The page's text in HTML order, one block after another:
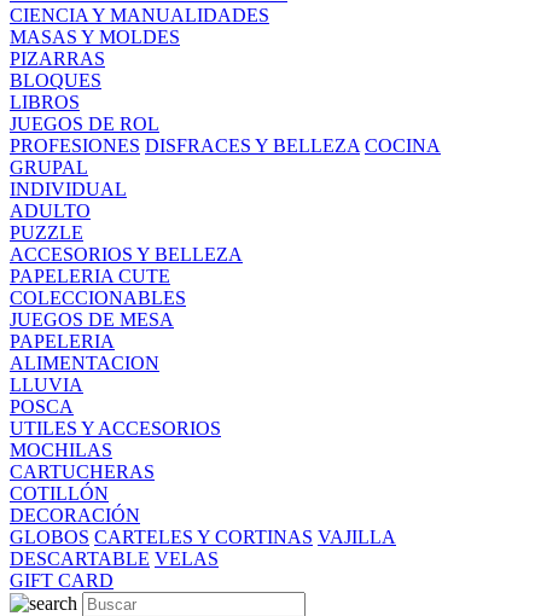
CIENCIA Y MANUALIDADES
MASAS Y MOLDES
PIZARRAS
BLOQUES
LIBROS
JUEGOS DE ROL
PROFESIONES DISFRACES Y BELLEZA COCINA
GRUPAL
INDIVIDUAL
ADULTO
PUZZLE
ACCESORIOS Y BELLEZA
PAPELERIA CUTE
COLECCIONABLES
JUEGOS DE MESA
PAPELERIA
ALIMENTACION
LLUVIA
POSCA
UTILES Y ACCESORIOS
MOCHILAS
CARTUCHERAS
COTILLÓN
DECORACIÓN
GLOBOS CARTELES Y CORTINAS VAJILLA
DESCARTABLE VELAS
GIFT CARD